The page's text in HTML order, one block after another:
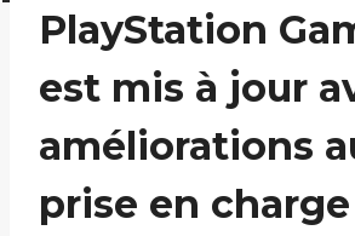
PlayStation
est mis à jour
améliorations
prise en